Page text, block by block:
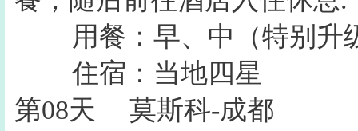
用餐：早、中（特别升
住宿：当地四星
第08天
莫斯科-成都